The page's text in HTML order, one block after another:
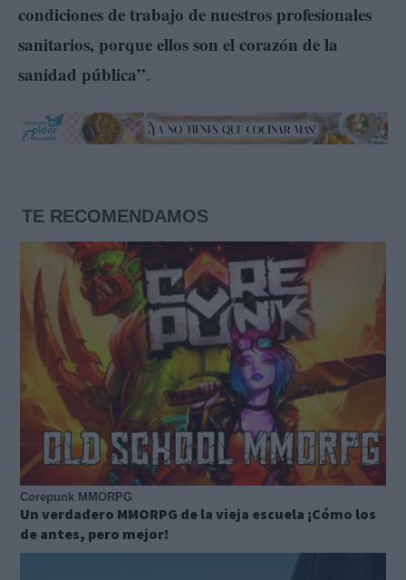
condiciones de trabajo de nuestros profesionales
sanitarios, porque ellos son el corazón de la
sanidad pública”.
TE RECOMENDAMOS
Corepunk MMORPG
Un verdadero MMORPG de la vieja escuela ¡Cómo los
de antes, pero mejor!